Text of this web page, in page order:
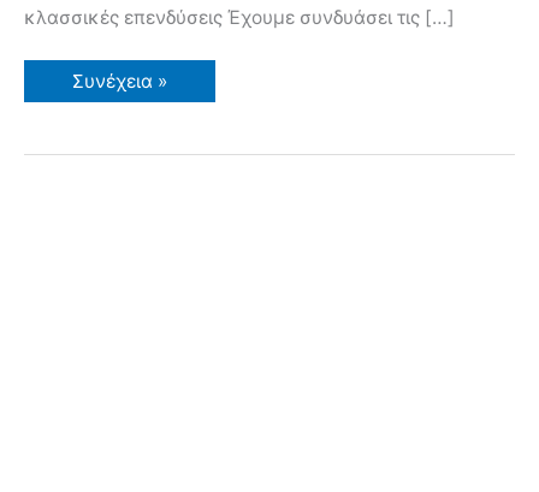
κλασσικές επενδύσεις Έχουμε συνδυάσει τις […]
Απόδοση
14.000%
Ξεκινώντας
Συνέχεια »